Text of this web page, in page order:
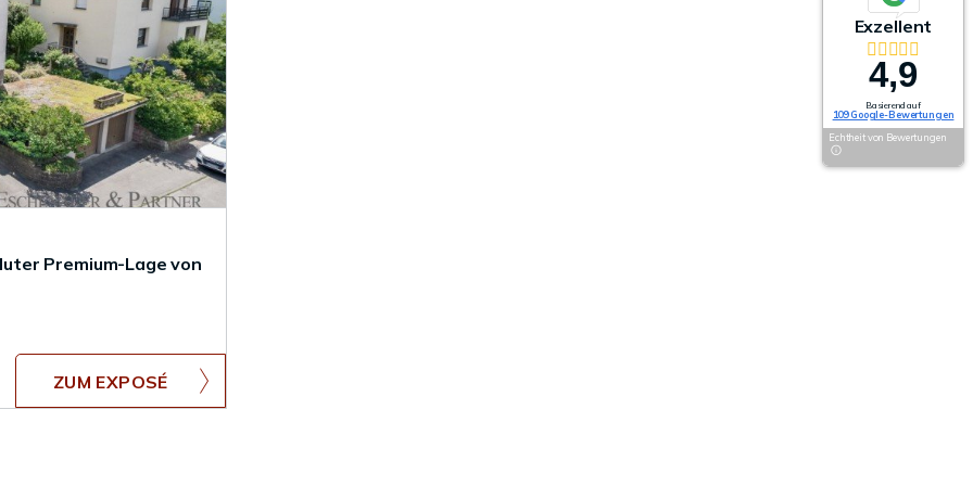
Premium-Lage von
ZUM EXPOSÉ
Exzellent
4,9
Basierend auf
109 Google-Bewertungen
Echtheit von Bewertungen